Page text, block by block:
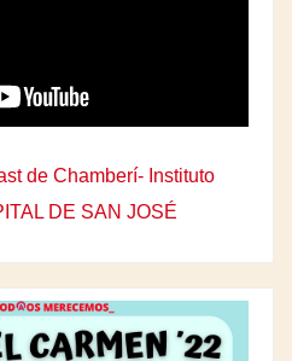
de Chamberí- Instituto
DE SAN JOSÉ